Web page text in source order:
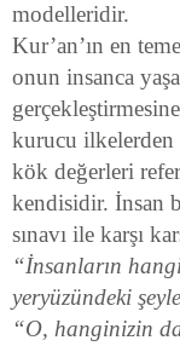
modelleridir.
Kur’an’ın en
onun insanca
kurucu ilkelerden
kök değerleri
kendisidir. İnsan
sınavı ile karşı
“İnsanların
yeryüzündeki
“O, hanginizin